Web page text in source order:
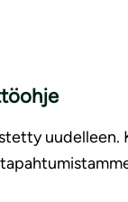
uudelleen.